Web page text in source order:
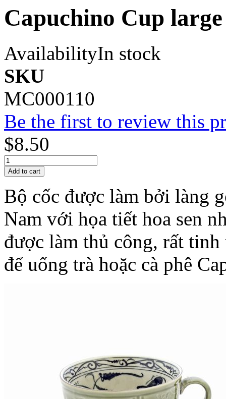
Capuchino Cup
AvailabilityIn stock
SKU
MC000110
Be the first to review this
$8.50
Add to cart
Bộ cốc được làm bởi làng
Nam với họa tiết hoa sen
được làm thủ công, rất
để uống trà hoặc cà phê